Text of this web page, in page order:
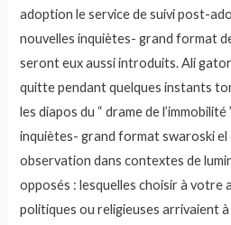
adoption le service de suivi post-
nouvelles inquiètes- grand format
seront eux aussi introduits. Ali gator
quitte pendant quelques instants
les diapos du “ drame de
inquiètes- grand format swaroski
observation dans contextes de
opposés : lesquelles choisir à votre
politiques ou religieuses arrivaient à